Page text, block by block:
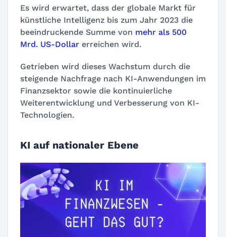
Es wird erwartet, dass der globale Markt für
künstliche Intelligenz bis zum Jahr 2023 die
beeindruckende Summe von mehr als 500
Mrd. US-Dollar erreichen wird.
Getrieben wird dieses Wachstum durch die
steigende Nachfrage nach KI-Anwendungen im
Finanzsektor sowie die kontinuierliche
Weiterentwicklung und Verbesserung von KI-
Technologien.
KI auf nationaler Ebene